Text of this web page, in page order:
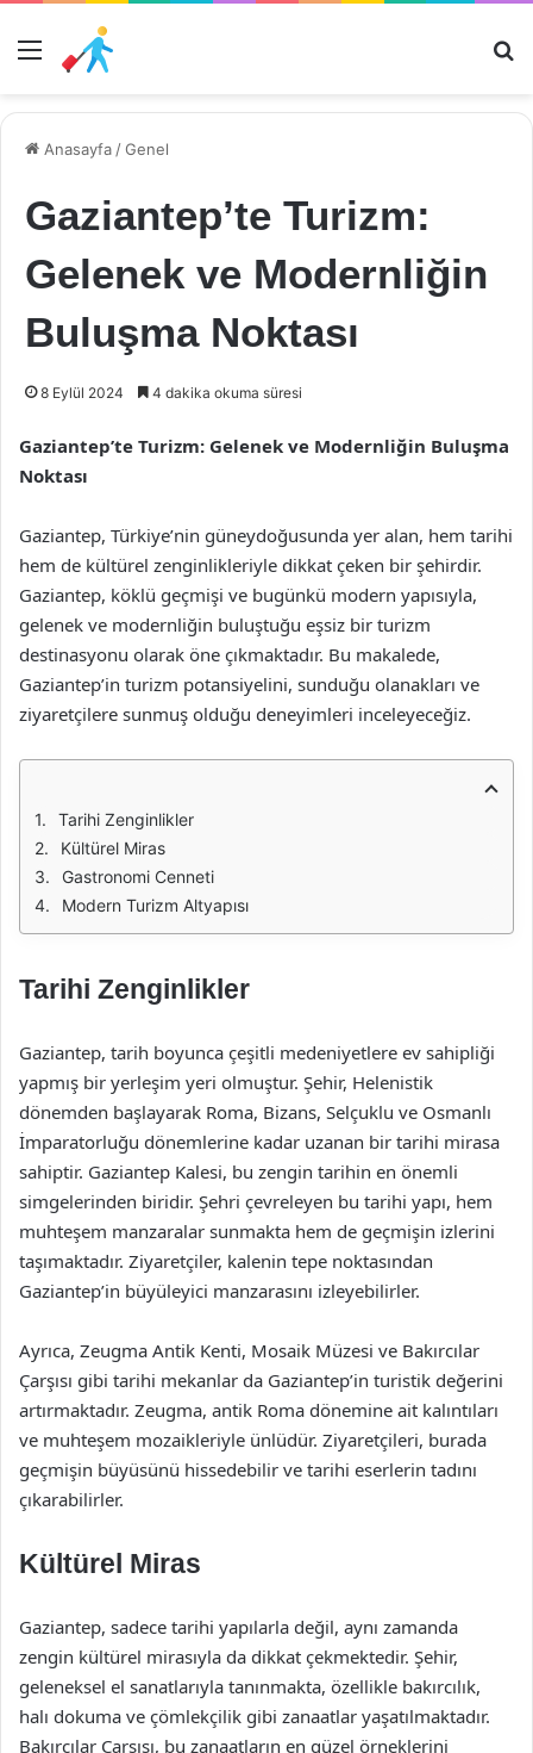
Menü
Anasayfa /Genel
Gaziantep’te Turizm:
Gelenek ve Modernliğin
Buluşma Noktası
8 Eylül 2024 4 dakika okuma süresi
Gaziantep’te Turizm: Gelenek ve Modernliğin Buluşma
Noktası
Gaziantep, Türkiye’nin güneydoğusunda yer alan, hem tarihi
hem de kültürel zenginlikleriyle dikkat çeken bir şehirdir.
Gaziantep, köklü geçmişi ve bugünkü modern yapısıyla,
gelenek ve modernliğin buluştuğu eşsiz bir turizm
destinasyonu olarak öne çıkmaktadır. Bu makalede,
Gaziantep’in turizm potansiyelini, sunduğu olanakları ve
ziyaretçilere sunmuş olduğu deneyimleri inceleyeceğiz.
Tarihi Zenginlikler
Kültürel Miras
Gastronomi Cenneti
Modern Turizm Altyapısı
Tarihi Zenginlikler
Gaziantep, tarih boyunca çeşitli medeniyetlere ev sahipliği
yapmış bir yerleşim yeri olmuştur. Şehir, Helenistik
dönemden başlayarak Roma, Bizans, Selçuklu ve Osmanlı
İmparatorluğu dönemlerine kadar uzanan bir tarihi mirasa
sahiptir. Gaziantep Kalesi, bu zengin tarihin en önemli
simgelerinden biridir. Şehri çevreleyen bu tarihi yapı, hem
muhteşem manzaralar sunmakta hem de geçmişin izlerini
taşımaktadır. Ziyaretçiler, kalenin tepe noktasından
Gaziantep’in büyüleyici manzarasını izleyebilirler.
Ayrıca, Zeugma Antik Kenti, Mosaik Müzesi ve Bakırcılar
Çarşısı gibi tarihi mekanlar da Gaziantep’in turistik değerini
artırmaktadır. Zeugma, antik Roma dönemine ait kalıntıları
ve muhteşem mozaikleriyle ünlüdür. Ziyaretçileri, burada
geçmişin büyüsünü hissedebilir ve tarihi eserlerin tadını
çıkarabilirler.
Kültürel Miras
Gaziantep, sadece tarihi yapılarla değil, aynı zamanda
zengin kültürel mirasıyla da dikkat çekmektedir. Şehir,
geleneksel el sanatlarıyla tanınmakta, özellikle bakırcılık,
halı dokuma ve çömlekçilik gibi zanaatlar yaşatılmaktadır.
Bakırcılar Çarşısı, bu zanaatların en güzel örneklerini